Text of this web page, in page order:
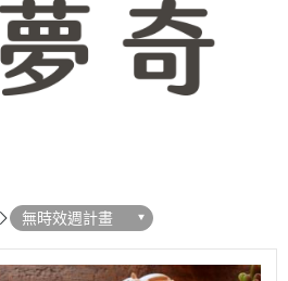
無時效週計畫